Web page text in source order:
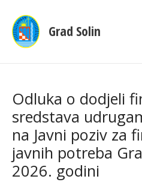
Grad Solin
Odluka o dodjeli
sredstava
na Javni poziv za
javnih potreba
2026. godini